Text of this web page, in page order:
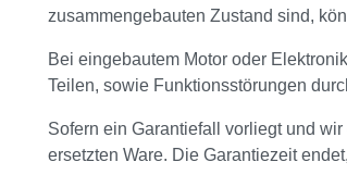
zusammengebauten Zustand sind,
Bei eingebautem Motor oder
Teilen, sowie Funktionsstörungen
Sofern ein Garantiefall vorliegt und
ersetzten Ware. Die Garantiezeit